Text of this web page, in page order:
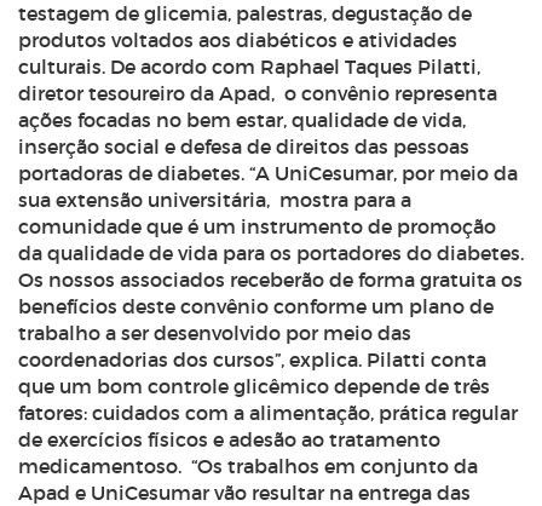
testagem de glicemia, palestras, degustação de
produtos voltados aos diabéticos e atividades
culturais. De acordo com Raphael Taques Pilatti,
diretor tesoureiro da Apad, o convênio representa
ações focadas no bem estar, qualidade de vida,
inserção social e defesa de direitos das pessoas
portadoras de diabetes. “A UniCesumar, por meio da
sua extensão universitária, mostra para a
comunidade que é um instrumento de promoção
da qualidade de vida para os portadores do diabetes.
Os nossos associados receberão de forma gratuita os
benefícios deste convênio conforme um plano de
trabalho a ser desenvolvido por meio das
coordenadorias dos cursos”, explica. Pilatti conta
que um bom controle glicêmico depende de três
fatores: cuidados com a alimentação, prática regular
de exercícios físicos e adesão ao tratamento
medicamentoso. “Os trabalhos em conjunto da
Apad e UniCesumar vão resultar na entrega das